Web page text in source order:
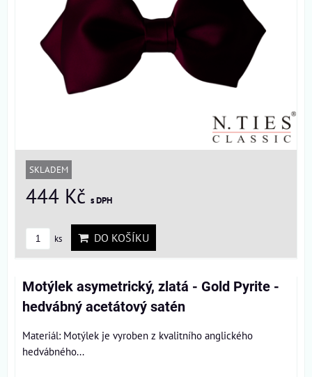
SKLADEM
444 Kč s DPH
ks DO KOŠÍKU
Motýlek asymetrický, zlatá - Gold Pyrite -
hedvábný acetátový satén
Materiál: Motýlek je vyroben z kvalitního anglického
hedvábného...